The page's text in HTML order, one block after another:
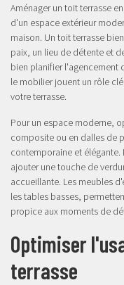
Aménager un toit terrasse
d'un espace extérieur
maison. Un toit terrasse
paix, un lieu de détente et
bien planifier l'agencement
le mobilier jouent un rôle
votre terrasse.
Pour un espace moderne,
composite ou en dalles de
contemporaine et élégante.
ajouter une touche de
accueillante. Les meubles
les tables basses,
propice aux moments de
Optimiser
terrasse